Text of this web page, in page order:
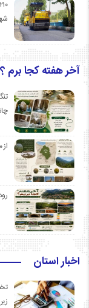
آخر هفته کجا برم ؟
اخبار استان